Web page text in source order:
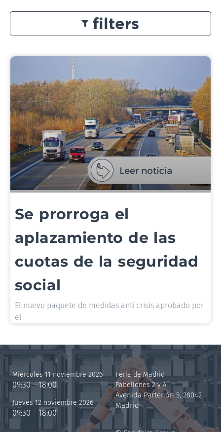
filters
Se prorroga el
aplazamiento de las
cuotas de la seguridad
social
El nuevo paquete de medidas anti crisis aprobado por
el
Miércoles 11 noviembre 2026
09:30 – 18:00
Jueves 12 noviembre 2026
09:30 – 18:00
Feria de Madrid
Pabellones 2 y 4
Avenida Partenón 5, 28042
Madrid